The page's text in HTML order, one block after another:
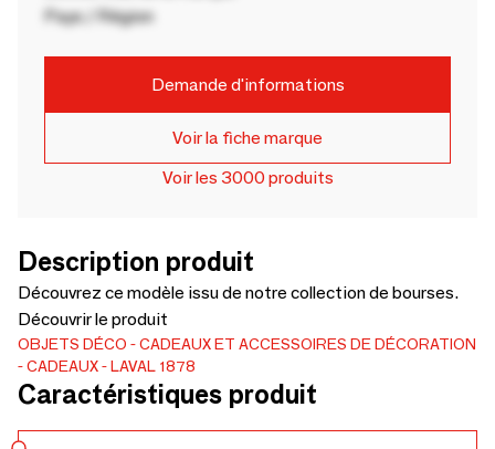
Pays / Région
Demande d'informations
Voir la fiche marque
Voir les 3000 produits
Description produit
Découvrez ce modèle issu de notre collection de bourses.
Découvrir le produit
OBJETS DÉCO
CADEAUX ET ACCESSOIRES DE DÉCORATION
CADEAUX
LAVAL 1878
Caractéristiques produit